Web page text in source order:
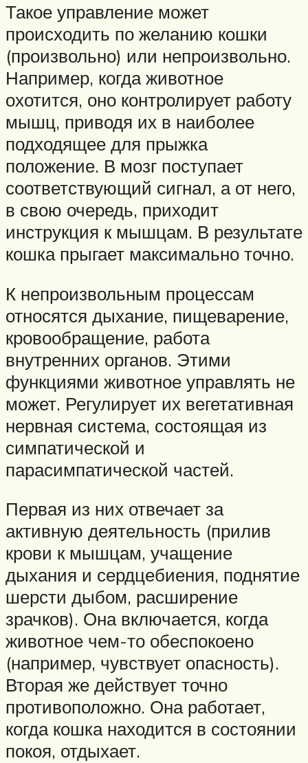
Такое управление может
происходить по желанию кошки
(произвольно) или непроизвольно.
Например, когда животное
охотится, оно контролирует работу
мышц, приводя их в наиболее
подходящее для прыжка
положение. В мозг поступает
соответствующий сигнал, а от него,
в свою очередь, приходит
инструкция к мышцам. В результате
кошка прыгает максимально точно.
К непроизвольным процессам
относятся дыхание, пищеварение,
кровообращение, работа
внутренних органов. Этими
функциями животное управлять не
может. Регулирует их вегетативная
нервная система, состоящая из
симпатической и
парасимпатической частей.
Первая из них отвечает за
активную деятельность (прилив
крови к мышцам, учащение
дыхания и сердцебиения, поднятие
шерсти дыбом, расширение
зрачков). Она включается, когда
животное чем-то обеспокоено
(например, чувствует опасность).
Вторая же действует точно
противоположно. Она работает,
когда кошка находится в состоянии
покоя, отдыхает.